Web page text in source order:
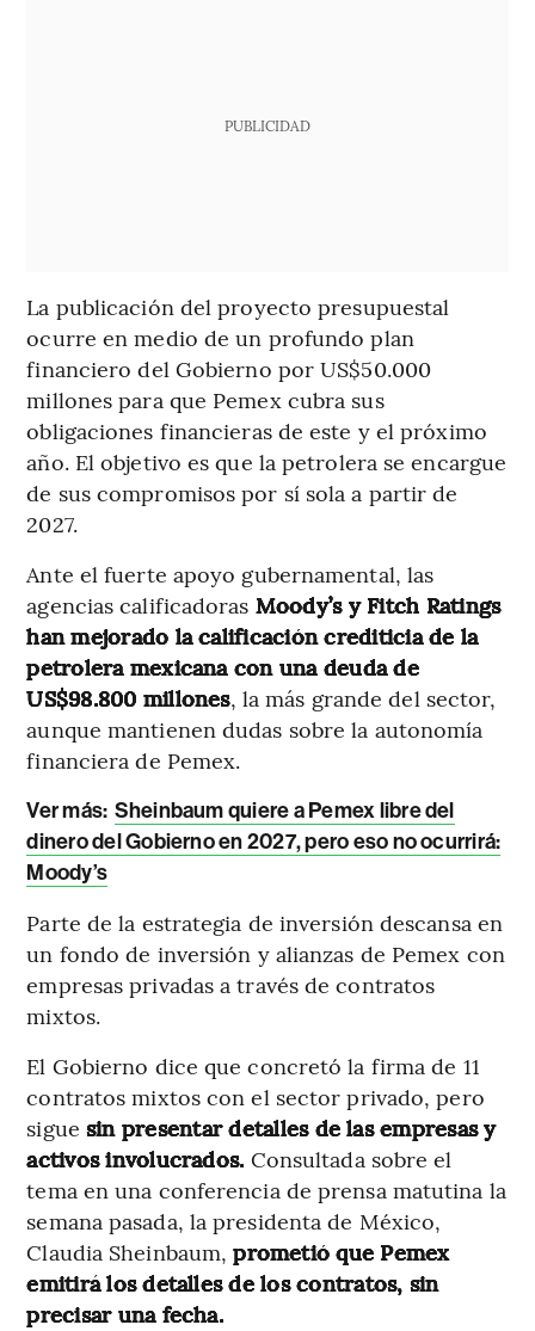
PUBLICIDAD
La publicación del proyecto presupuestal
ocurre en medio de un profundo plan
financiero del Gobierno por US$50.000
millones para que Pemex cubra sus
obligaciones financieras de este y el próximo
año. El objetivo es que la petrolera se encargue
de sus compromisos por sí sola a partir de
2027.
Ante el fuerte apoyo gubernamental, las
agencias calificadoras Moody’s y Fitch Ratings
han mejorado la calificación crediticia de la
petrolera mexicana con una deuda de
US$98.800 millones, la más grande del sector,
aunque mantienen dudas sobre la autonomía
financiera de Pemex.
Ver más: Sheinbaum quiere a Pemex libre del
dinero del Gobierno en 2027, pero eso no ocurrirá:
Moody’s
Parte de la estrategia de inversión descansa en
un fondo de inversión y alianzas de Pemex con
empresas privadas a través de contratos
mixtos.
El Gobierno dice que concretó la firma de 11
contratos mixtos con el sector privado, pero
sigue sin presentar detalles de las empresas y
activos involucrados. Consultada sobre el
tema en una conferencia de prensa matutina la
semana pasada, la presidenta de México,
Claudia Sheinbaum,prometió que Pemex
emitirá los detalles de los contratos, sin
precisar una fecha.